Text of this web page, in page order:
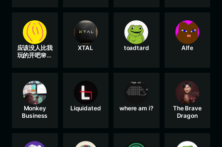
应该没人比我
玩的开吧🌸🦄
XTAL toadtard Alfe
Monkey
Business
Liquidated where am i?
The Brave
Dragon